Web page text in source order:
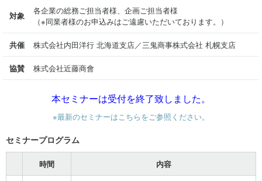
対象
各企業の総務ご担当者様、企画ご担当者様
（※同業者様のお申込みはご遠慮いただいております。）
共催 株式会社内田洋行 北海道支店／三鬼商事株式会社 札幌支店
協賛 株式会社近藤商會
本セミナーは受付を終了致しました。
※最新のセミナーはこちらをご参照ください。
セミナープログラム
時間 内容